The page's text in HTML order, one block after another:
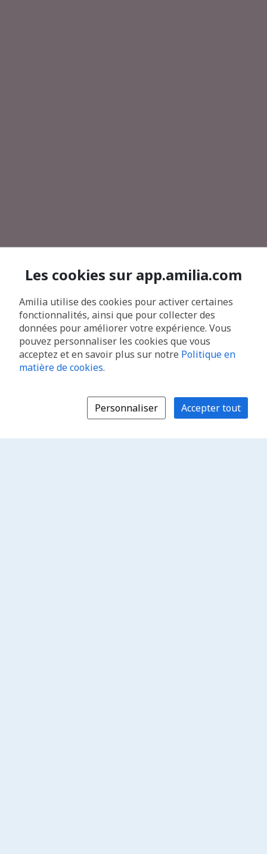
Les cookies sur app.amilia.com
Amilia utilise des cookies pour activer certaines
fonctionnalités, ainsi que pour collecter des
données pour améliorer votre expérience. Vous
pouvez personnaliser les cookies que vous
acceptez et en savoir plus sur notre Politique en
matière de cookies.
Personnaliser Accepter tout